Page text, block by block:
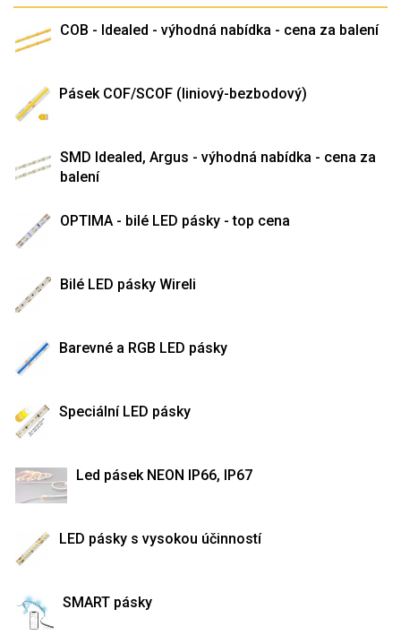
COB - Idealed - výhodná nabídka - cena za balení
Pásek COF/SCOF (liniový-bezbodový)
SMD Idealed, Argus - výhodná nabídka - cena za
balení
OPTIMA - bilé LED pásky - top cena
Bilé LED pásky Wireli
Barevné a RGB LED pásky
Speciální LED pásky
Led pásek NEON IP66, IP67
LED pásky s vysokou účinností
SMART pásky